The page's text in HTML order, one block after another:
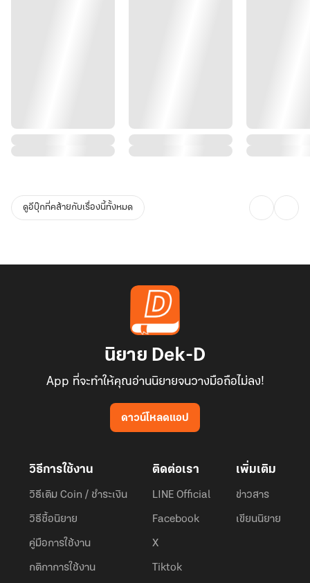
ดูอีบุ๊กที่คล้ายกับเรื่องนี้ทั้งหมด
นิยาย Dek-D
App ที่จะทำให้คุณอ่านนิยายจนวางมือถือไม่ลง!
ดาวน์โหลดแอป
วิธีการใช้งาน
วิธีเติม Coin / ชำระเงิน
วิธีซื้อนิยาย
คู่มือการใช้งาน
กติกาการใช้งาน
ติดต่อเรา
LINE Official
Facebook
X
Tiktok
เพิ่มเติม
ข่าวสาร
เขียนนิยาย